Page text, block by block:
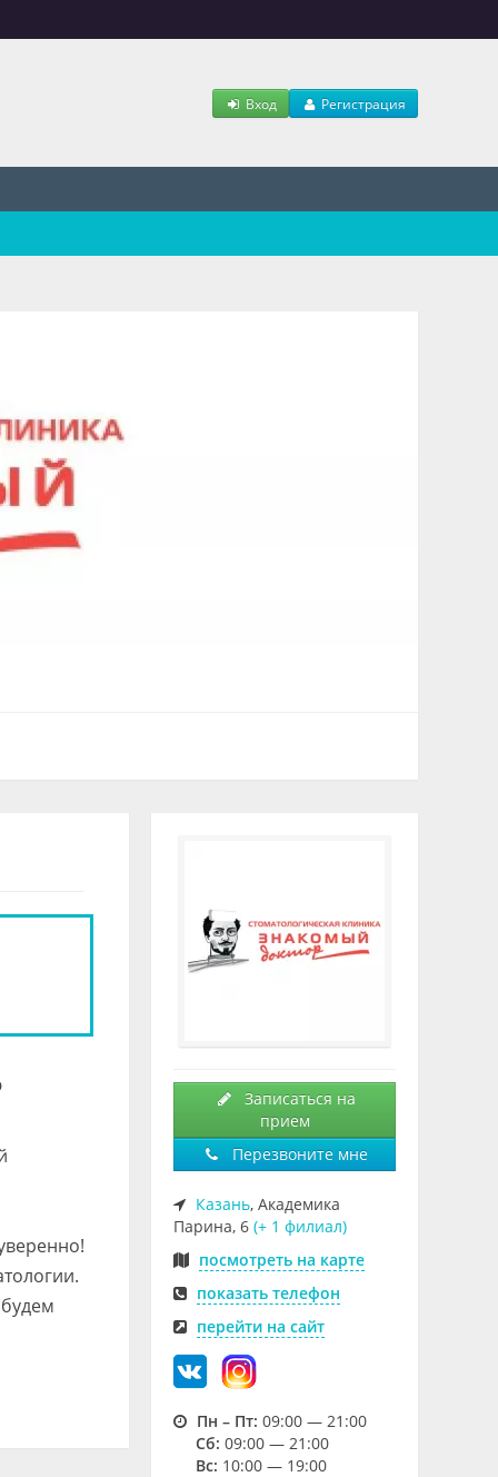
Вход Регистрация
Записаться на
прием
Перезвоните мне
Казань, Академика
Парина, 6 (+ 1 филиал)
посмотреть на карте
показать телефон
перейти на сайт
Пн – Пт: 09:00 — 21:00
Cб: 09:00 — 21:00
Вс: 10:00 — 19:00